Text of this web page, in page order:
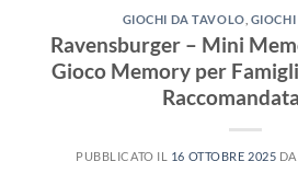
GIOCHI DA TAVOLO GIOCHI
Ravensburger – Mini
Gioco Memory per
PUBBLICATO IL 16 OTTOBRE 2025 DA